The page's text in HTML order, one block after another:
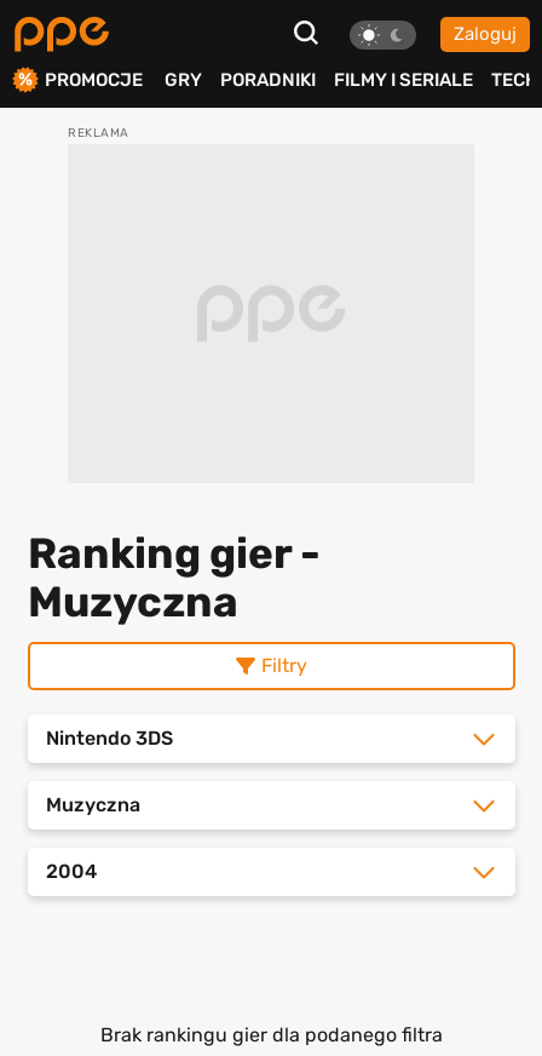
Zaloguj
PROMOCJE GRY PORADNIKI FILMY I SERIALE TECH
Ranking gier -
Muzyczna
Filtry
Nintendo 3DS
Muzyczna
2004
Brak rankingu gier dla podanego filtra